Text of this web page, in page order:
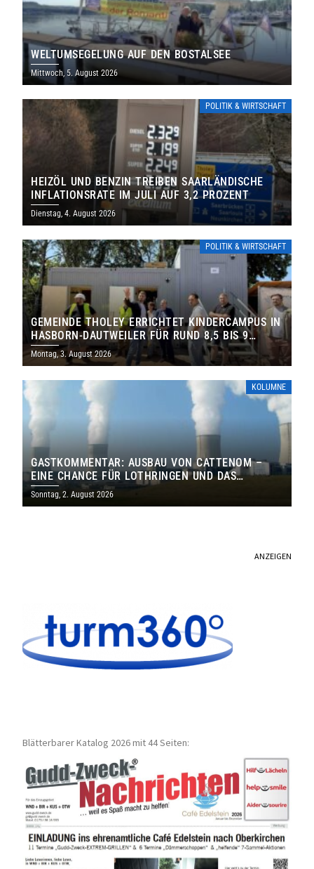
WELTUMSEGELUNG AUF DEN BOSTALSEE
Mittwoch, 5. August 2026
POLITIK & WIRTSCHAFT
HEIZÖL UND BENZIN TREIBEN SAARLÄNDISCHE
INFLATIONSRATE IM JULI AUF 3,2 PROZENT
Dienstag, 4. August 2026
POLITIK & WIRTSCHAFT
GEMEINDE THOLEY ERRICHTET KINDERCAMPUS IN
HASBORN-DAUTWEILER FÜR RUND 8,5 BIS 9
MILLIONEN EURO
Montag, 3. August 2026
KOLUMNE
GASTKOMMENTAR: AUSBAU VON CATTENOM –
EINE CHANCE FÜR LOTHRINGEN UND DAS
SAARLAND
Sonntag, 2. August 2026
ANZEIGEN
Blätterbarer Katalog 2026 mit 44 Seiten: